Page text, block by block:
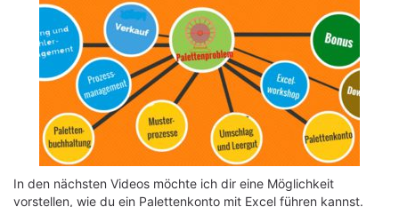
In den nächsten Videos möchte ich dir eine Möglichkeit
vorstellen, wie du ein Palettenkonto mit Excel führen kannst.